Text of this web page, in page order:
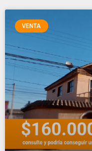
VENTA